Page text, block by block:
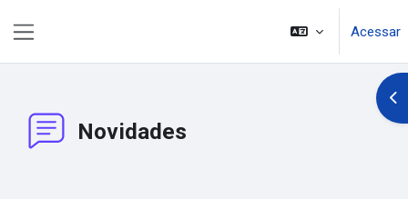
Acessar
Novidades